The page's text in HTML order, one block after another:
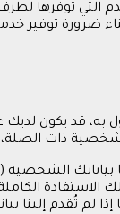
التي توفرها
ضرورة توفير
به، قد يكون
ذات
بياناتك الشخصية (
الاستفادة
إذا لم تُقدم إلينا